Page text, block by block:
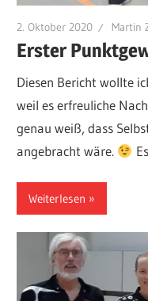
2. Oktober 2020 Martin
Erster
Diesen Bericht wollte
weil es erfreuliche
genau weiß, dass
angebracht wäre.
Es
Weiterlesen